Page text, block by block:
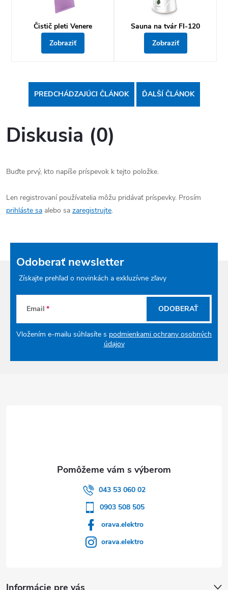
Čistič pleti Venere
Zobraziť
Sauna na tvár FI-120
Zobraziť
PREDCHÁDZAJÚCI ČLÁNOK ĎALŠÍ ČLÁNOK
Diskusia (0)
Buďte prvý, kto napíše príspevok k tejto položke.
Len registrovaní používatelia môžu pridávať príspevky. Prosím
prihláste sa alebo sa zaregistrujte.
Odoberať newsletter
Získajte prehľad o novinkách a exkluzívne zľavy
Email
Vložením e-mailu súhlasíte s podmienkami ochrany osobných
údajov
ODOBERAŤ
043 53 060 02
0903 508 505
orava.elektro
orava.elektro
Informácie pre vás